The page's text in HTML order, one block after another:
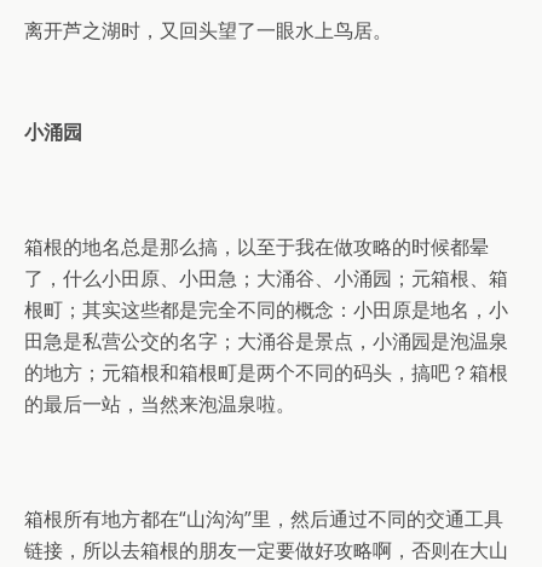
离开芦之湖时，又回头望了一眼水上鸟居。
小涌园
箱根的地名总是那么搞，以至于我在做攻略的时候都晕
了，什么小田原、小田急；大涌谷、小涌园；元箱根、箱
根町；其实这些都是完全不同的概念：小田原是地名，小
田急是私营公交的名字；大涌谷是景点，小涌园是泡温泉
的地方；元箱根和箱根町是两个不同的码头，搞吧？箱根
的最后一站，当然来泡温泉啦。
箱根所有地方都在“山沟沟”里，然后通过不同的交通工具
链接，所以去箱根的朋友一定要做好攻略啊，否则在大山